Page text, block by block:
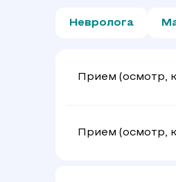
Невролога
Прием (осмотр,
Прием (осмотр,